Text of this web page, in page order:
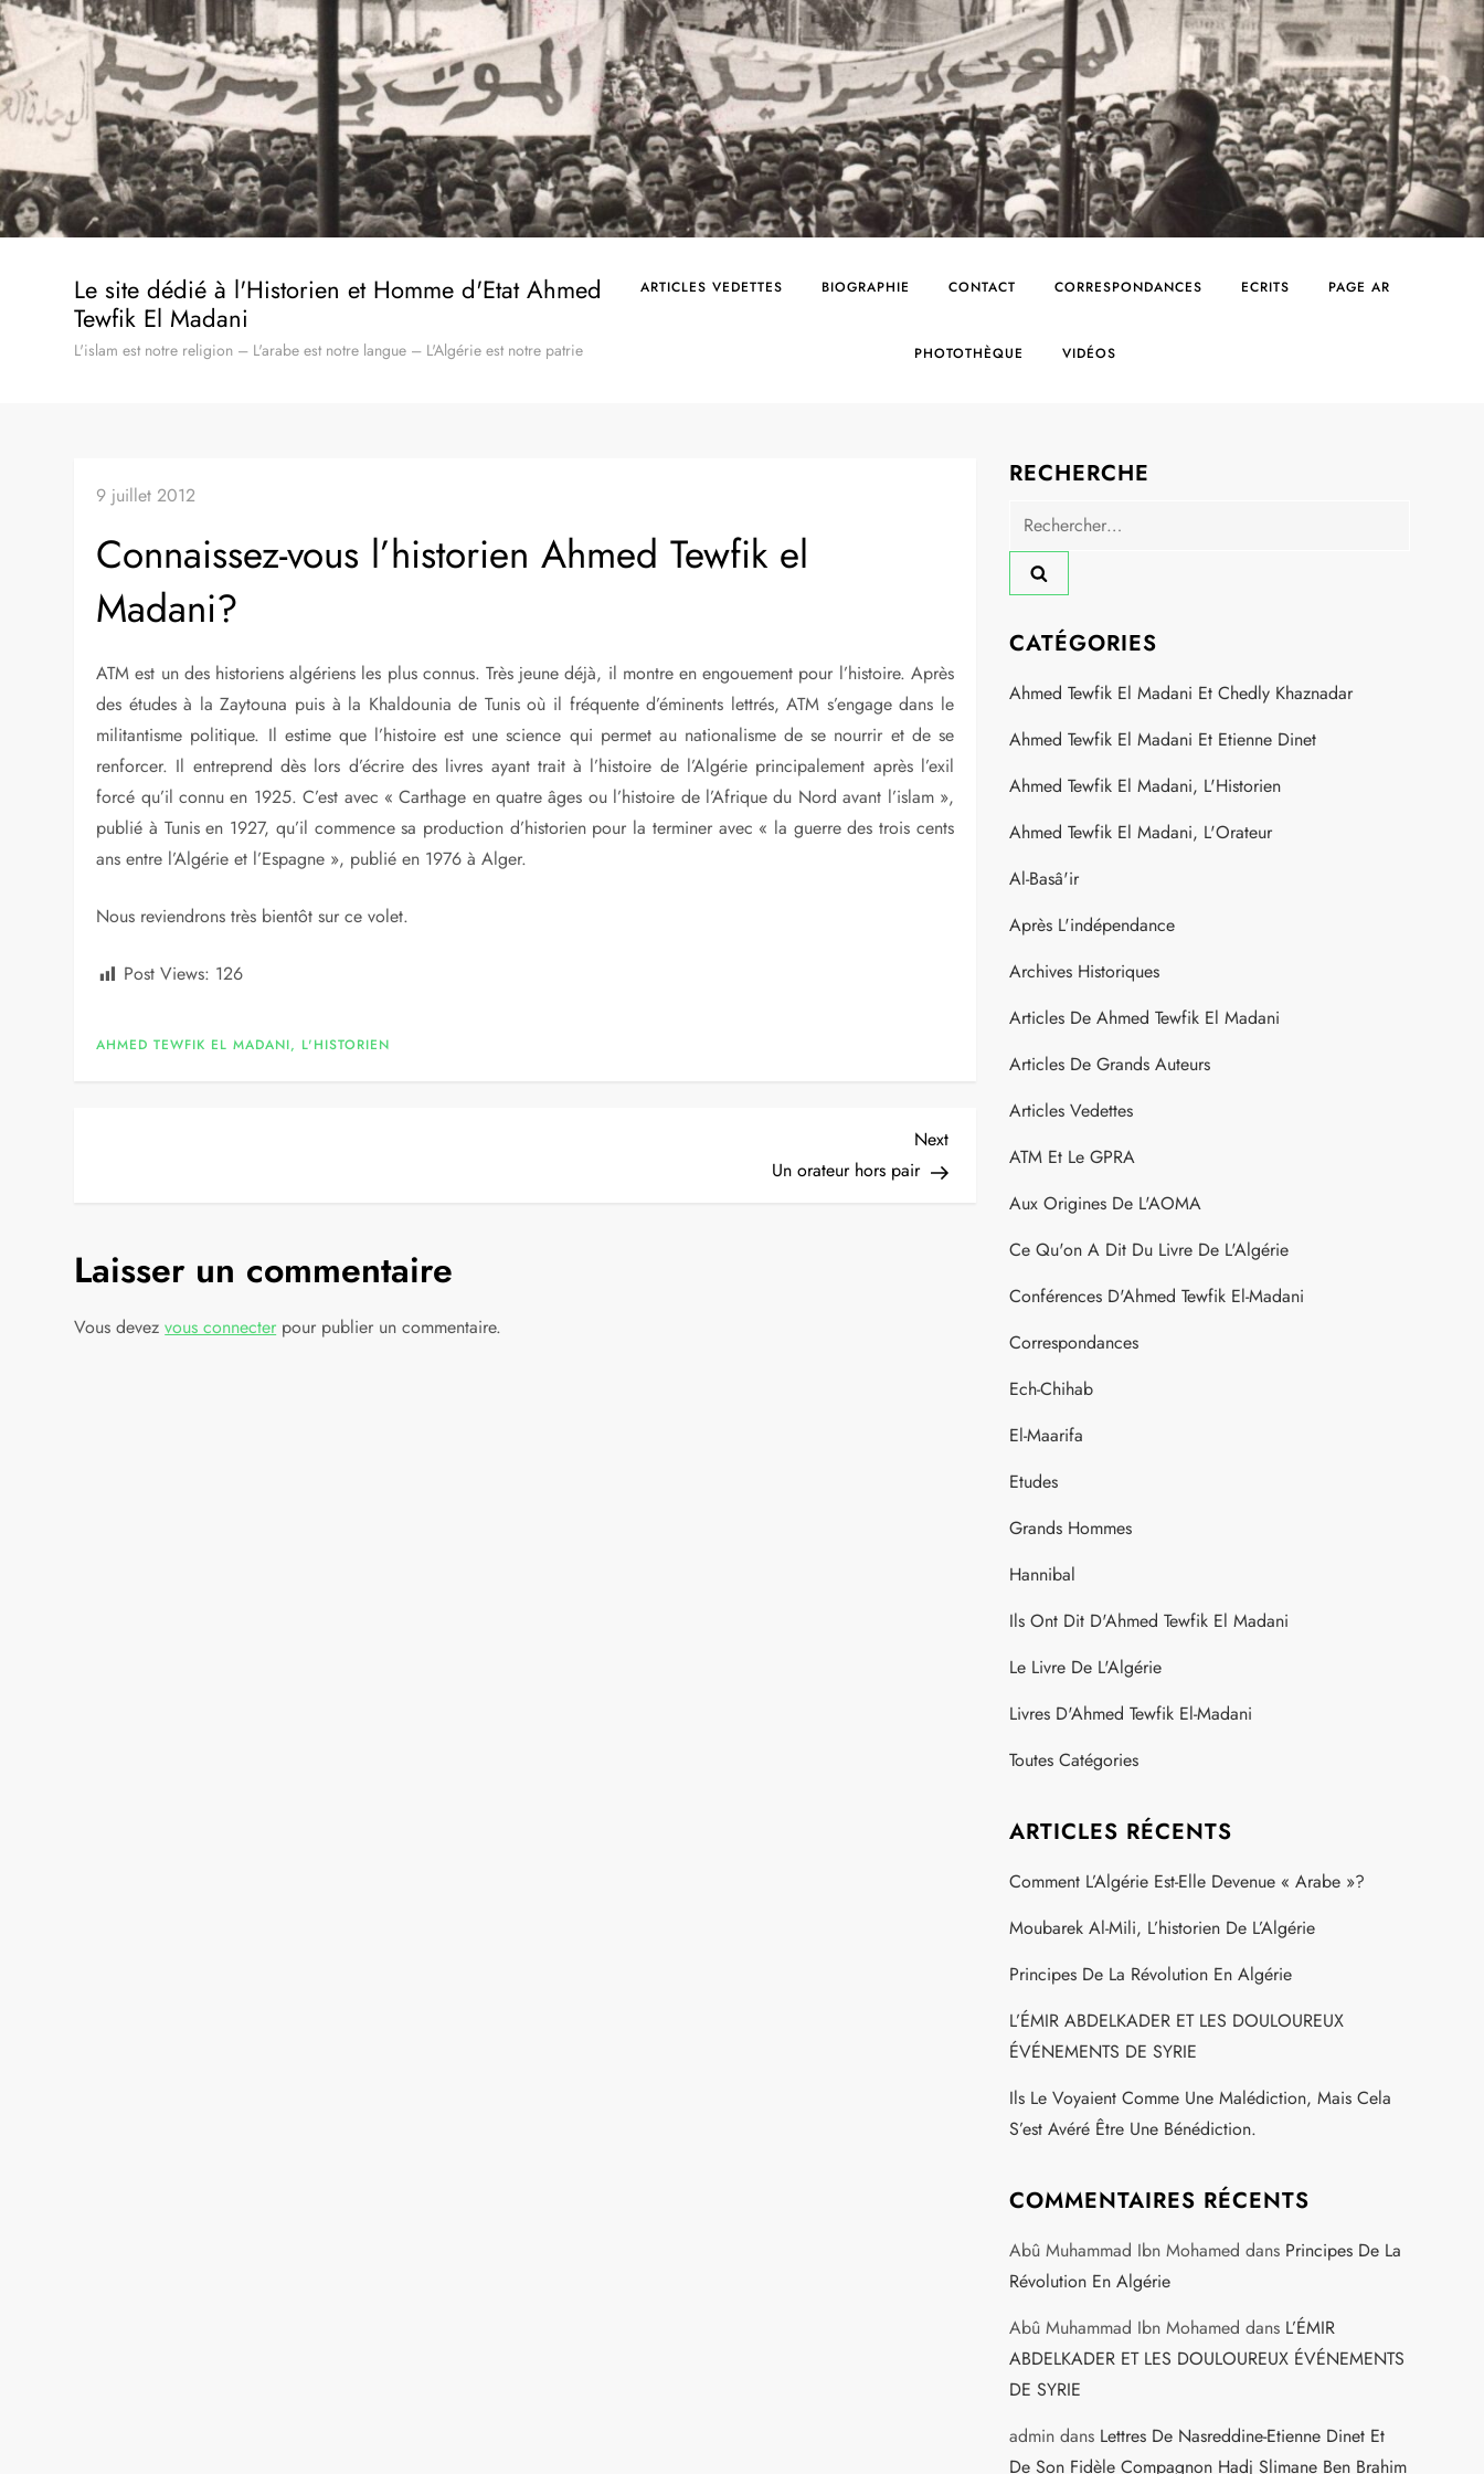
Skip
to
content
Le site dédié à l'Historien et Homme d'Etat Ahmed
Tewfik El Madani
L'islam est notre religion – L'arabe est notre langue – L'Algérie est notre patrie
ARTICLES VEDETTES BIOGRAPHIE CONTACT CORRESPONDANCES ECRITS PAGE AR
PHOTOTHÈQUE VIDÉOS
9 juillet 2012
Connaissez-vous l’historien Ahmed Tewfik el
Madani?
ATM est un des historiens algériens les plus connus. Très jeune déjà, il montre en engouement pour l’histoire. Après
des études à la Zaytouna puis à la Khaldounia de Tunis où il fréquente d’éminents lettrés, ATM s’engage dans le
militantisme politique. Il estime que l’histoire est une science qui permet au nationalisme de se nourrir et de se
renforcer. Il entreprend dès lors d’écrire des livres ayant trait à l’histoire de l’Algérie principalement après l’exil
forcé qu’il connu en 1925. C’est avec « Carthage en quatre âges ou l’histoire de l’Afrique du Nord avant l’islam »,
publié à Tunis en 1927, qu’il commence sa production d’historien pour la terminer avec « la guerre des trois cents
ans entre l’Algérie et l’Espagne », publié en 1976 à Alger.
Nous reviendrons très bientôt sur ce volet.
Post Views: 126
AHMED TEWFIK EL MADANI, L'HISTORIEN
v
Next
Post
Next
Un orateur hors pair
Laisser un commentaire
Vous devezvous connecter pour publier un commentaire.
RECHERCHE
Rechercher :
CATÉGORIES
Ahmed Tewfik El Madani Et Chedly Khaznadar
Ahmed Tewfik El Madani Et Etienne Dinet
Ahmed Tewfik El Madani, L'Historien
Ahmed Tewfik El Madani, L'Orateur
Al-Basâ'ir
Après L'indépendance
Archives Historiques
Articles De Ahmed Tewfik El Madani
Articles De Grands Auteurs
Articles Vedettes
ATM Et Le GPRA
Aux Origines De L'AOMA
Ce Qu'on A Dit Du Livre De L'Algérie
Conférences D'Ahmed Tewfik El-Madani
Correspondances
Ech-Chihab
El-Maarifa
Etudes
Grands Hommes
Hannibal
Ils Ont Dit D'Ahmed Tewfik El Madani
Le Livre De L'Algérie
Livres D'Ahmed Tewfik El-Madani
Toutes Catégories
ARTICLES RÉCENTS
Comment L’Algérie Est-Elle Devenue « Arabe »?
Moubarek Al-Mili, L’historien De L’Algérie
Principes De La Révolution En Algérie
L’ÉMIR ABDELKADER ET LES DOULOUREUX
ÉVÉNEMENTS DE SYRIE
Ils Le Voyaient Comme Une Malédiction, Mais Cela
S’est Avéré Être Une Bénédiction.
COMMENTAIRES RÉCENTS
Abû Muhammad Ibn Mohamed dans Principes De La
Révolution En Algérie
Abû Muhammad Ibn Mohamed dans L’ÉMIR
ABDELKADER ET LES DOULOUREUX ÉVÉNEMENTS
DE SYRIE
admindans Lettres De Nasreddine-Etienne Dinet Et
De Son Fidèle Compagnon Hadj Slimane Ben Brahim